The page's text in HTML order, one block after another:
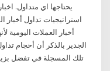
يحتاجها اي متداول.
استراتيجيات تداول
أخبار العملات اليومية
الجدير بالذكر أن أحجام
تلك المسجلة في تفضل